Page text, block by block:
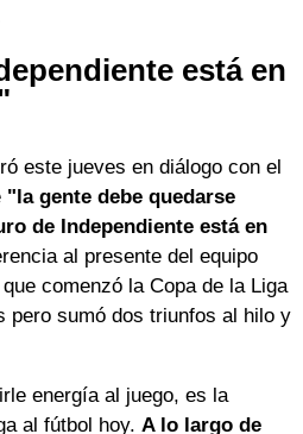
está en
este jueves en diálogo con el
"la gente debe quedarse
de Independiente está en
al presente del equipo
comenzó la Copa de la Liga
pero sumó dos triunfos al hilo y
energía al juego, es la
al fútbol hoy. A lo largo de